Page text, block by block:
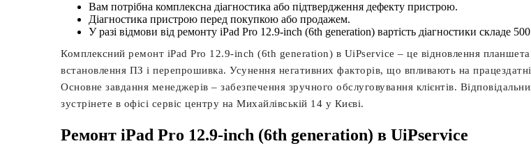
Вам потрібна комплексна діагностика або підтвердження дефекту пристрою.
Діагностика пристрою перед покупкою або продажем.
У разі відмови від ремонту iPad Pro 12.9-inch (6th generation) вартість діагностики складе
Комплексний ремонт iPad Pro 12.9-inch (6th generation) в UiPservice – це відновлення
встановлення ПЗ і перепрошивка. Усунення негативних факторів, що впливають на
Основне завдання менеджерів – забезпечення зручного обслуговування клієнтів.
зустрінете в офісі сервіс центру на Михайлівській 14 у Києві.
Ремонт iPad Pro 12.9-inch (6th generation) в UiPservice